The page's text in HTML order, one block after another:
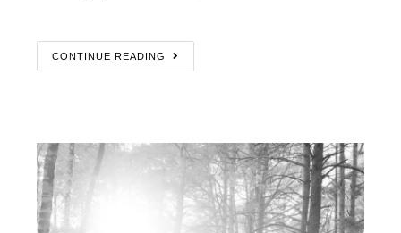
CONTINUE READING